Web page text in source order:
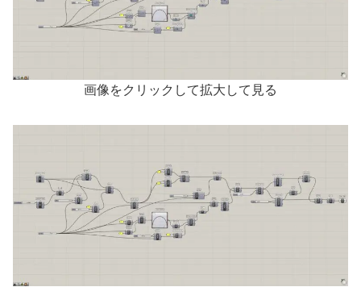
画像をクリックして拡大して見る